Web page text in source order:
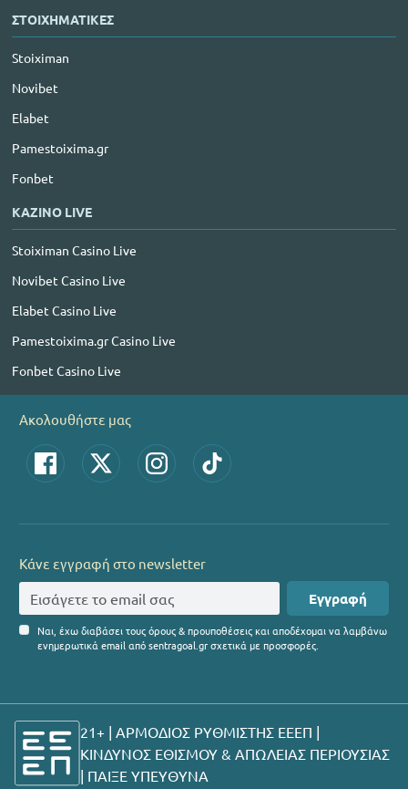
ΣΤΟΙΧΗΜΑΤΙΚΕΣ
Stoiximan
Novibet
Elabet
Pamestoixima.gr
Fonbet
ΚΑΖΙΝΟ LIVE
Stoiximan Casino Live
Novibet Casino Live
Elabet Casino Live
Pamestoixima.gr Casino Live
Fonbet Casino Live
Ακολουθήστε μας
Κάνε εγγραφή στο newsletter
Εγγραφή
Ναι, έχω διαβάσει τους όρους & προυποθέσεις και αποδέχομαι να λαμβάνω
ενημερωτικά email από sentragoal.gr σχετικά με προσφορές.
21+ | ΑΡΜΟΔΙΟΣ ΡΥΘΜΙΣΤΗΣ ΕΕΕΠ |
ΚΙΝΔΥΝΟΣ ΕΘΙΣΜΟΥ & ΑΠΩΛΕΙΑΣ ΠΕΡΙΟΥΣΙΑΣ
| ΠΑΙΞΕ ΥΠΕΥΘΥΝΑ